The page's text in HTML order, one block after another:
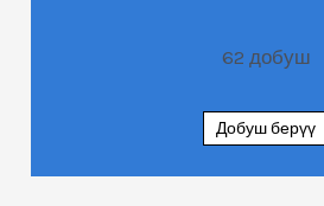
62 добуш
Добуш берүү